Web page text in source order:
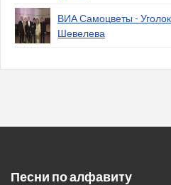
ВИА Самоцветы -
Шевелева
Песни по алфавиту